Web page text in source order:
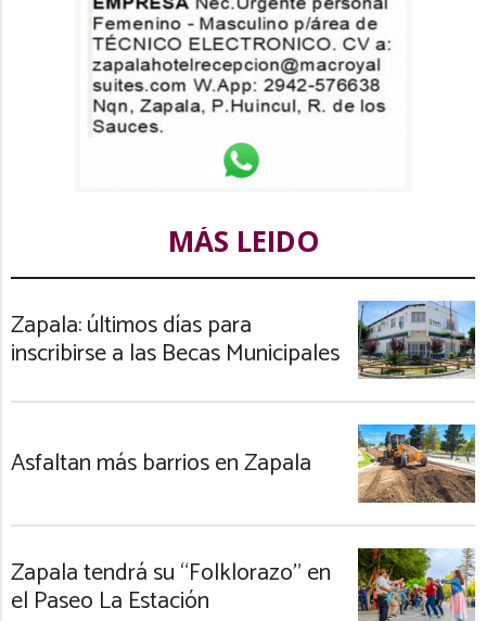
MÁS LEIDO
Zapala: últimos días para
inscribirse a las Becas Municipales
Asfaltan más barrios en Zapala
Zapala tendrá su “Folklorazo” en
el Paseo La Estación